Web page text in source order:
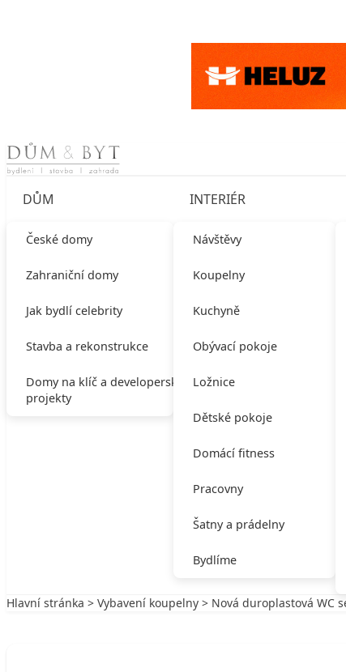
Skip to content
DŮM
České domy
Zahraniční domy
Jak bydlí celebrity
Stavba a rekonstrukce
Domy na klíč a developerské
projekty
INTERIÉR
Návštěvy
Koupelny
Kuchyně
Obývací pokoje
Ložnice
Dětské pokoje
Domácí fitness
Pracovny
Šatny a prádelny
Bydlíme
Hlavní stránka > Vybavení koupelny > Nová duroplastová WC